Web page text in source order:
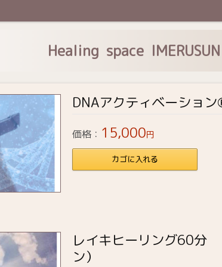
Healing space IMERUSUN
DNAアクティベーショ
価格： 15,000円
カゴに入れる
レイキヒーリン
ン）